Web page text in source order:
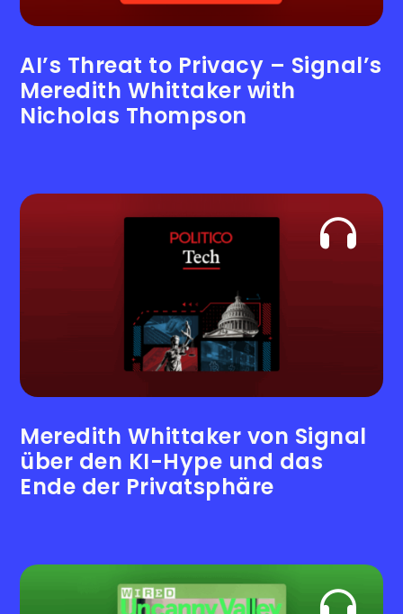
AI’s Threat to Privacy – Signal’s
Meredith Whittaker with
Nicholas Thompson
Meredith Whittaker von Signal
über den KI-Hype und das
Ende der Privatsphäre